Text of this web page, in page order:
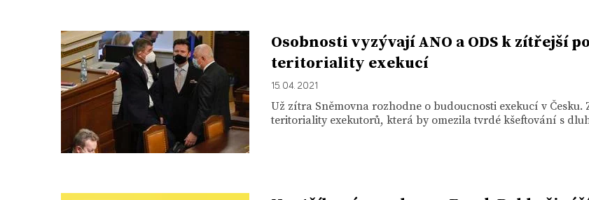
Osobnosti vyzývají ANO a ODS k zítřejší
teritoriality exekucí
15. 04. 2021
Už zítra Sněmovna rozhodne o budoucnosti exekucí v Česku.
teritoriality exekutorů, která by omezila tvrdé kšeftování s